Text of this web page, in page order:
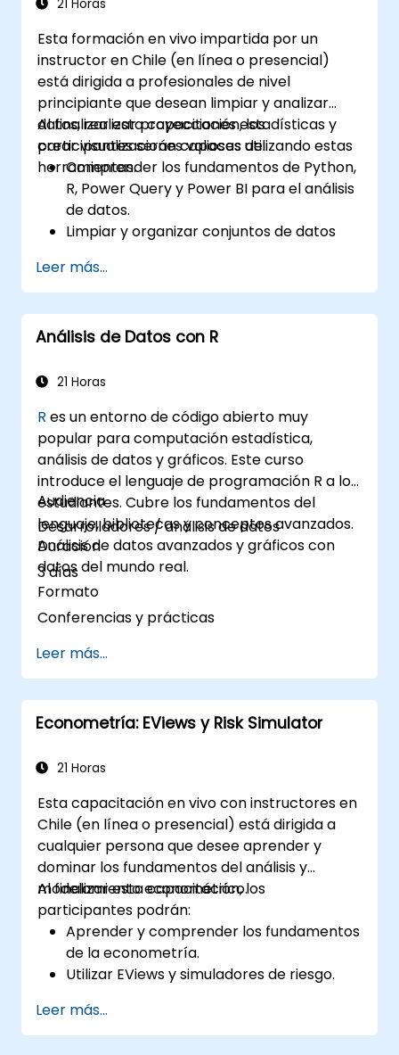
21 Horas
Esta formación en vivo impartida por un
instructor en Chile (en línea o presencial)
está dirigida a profesionales de nivel
principiante que desean limpiar y analizar
datos, realizar proyecciones estadísticas y
crear visualizaciones valiosas utilizando estas
herramientas.
Al finalizar esta capacitación, los
participantes serán capaces de:
Comprender los fundamentos de Python,
R, Power Query y Power BI para el análisis
de datos.
Limpiar y organizar conjuntos de datos
Ejecutar análisis estadístico y
proyecciones con R.
Crear dashboards profesionales e
informes con Power BI.
múltiples fuentes de manera eficaz.
Leer más...
Análisis de Datos con R
21 Horas
R es un entorno de código abierto muy
popular para computación estadística,
análisis de datos y gráficos. Este curso
introduce el lenguaje de programación R a los
estudiantes. Cubre los fundamentos del
lenguaje, bibliotecas y conceptos avanzados.
Análisis de datos avanzados y gráficos con
datos del mundo real.
Audiencia
Desarrolladores / análisis de datos
Duración
3 días
Formato
Conferencias y prácticas
Leer más...
Econometría: EViews y Risk Simulator
21 Horas
Esta capacitación en vivo con instructores en
Chile (en línea o presencial) está dirigida a
cualquier persona que desee aprender y
dominar los fundamentos del análisis y
modelamiento econométrico.
Al finalizar esta capacitación, los
participantes podrán:
Aprender y comprender los fundamentos
de la econometría.
Utilizar EViews y simuladores de riesgo.
Leer más...